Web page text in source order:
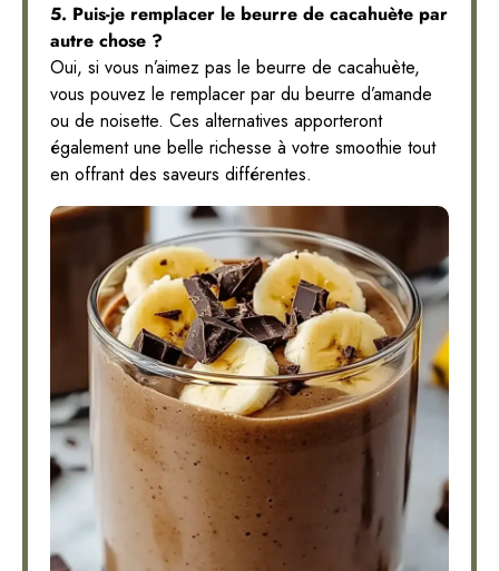
5. Puis-je remplacer le beurre de cacahuète par
autre chose ?
Oui, si vous n’aimez pas le beurre de cacahuète,
vous pouvez le remplacer par du beurre d’amande
ou de noisette. Ces alternatives apporteront
également une belle richesse à votre smoothie tout
en offrant des saveurs différentes.